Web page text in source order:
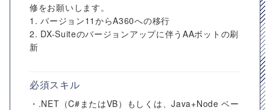
修をお願いします。
1. バージョン11からA360への移行
2. DX-Suiteのバージョンアップに伴うAAボットの刷
新
必須スキル
・.NET（C#またはVB）もしくは、Java+Node ベー